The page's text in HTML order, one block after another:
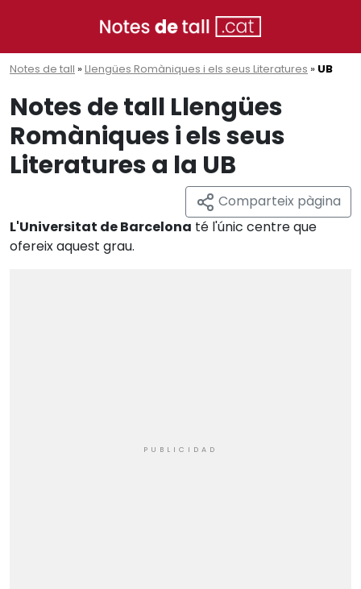
Notes de tall »Llengües Romàniques i els seus Literatures » UB
Notes de tall Llengües
Romàniques i els seus
Literatures a la UB
Comparteix pàgina
L'Universitat de Barcelona té l'únic centre que
ofereix aquest grau.